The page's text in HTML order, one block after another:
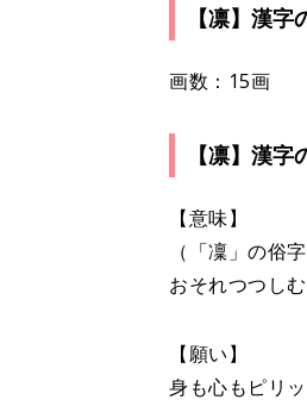
【凛】漢字
画数：15画
【凛】漢
【意味】
（「凜」の俗
おそれつつしむ
【願い】
身も心もピリ